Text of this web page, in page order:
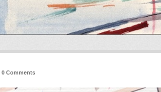
0 Comments